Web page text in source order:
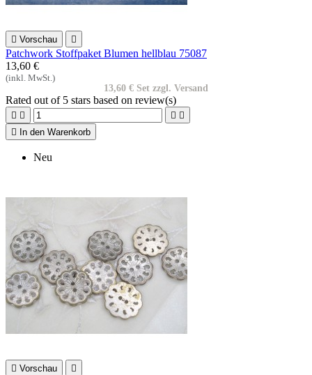
 Vorschau 
Patchwork Stoffpaket Blumen hellblau 75087
13,60 €
(inkl. MwSt.)
13,60 € Set zzgl. Versand
Rated out of 5 stars based on review(s)
   

In den Warenkorb
Neu
 Vorschau 